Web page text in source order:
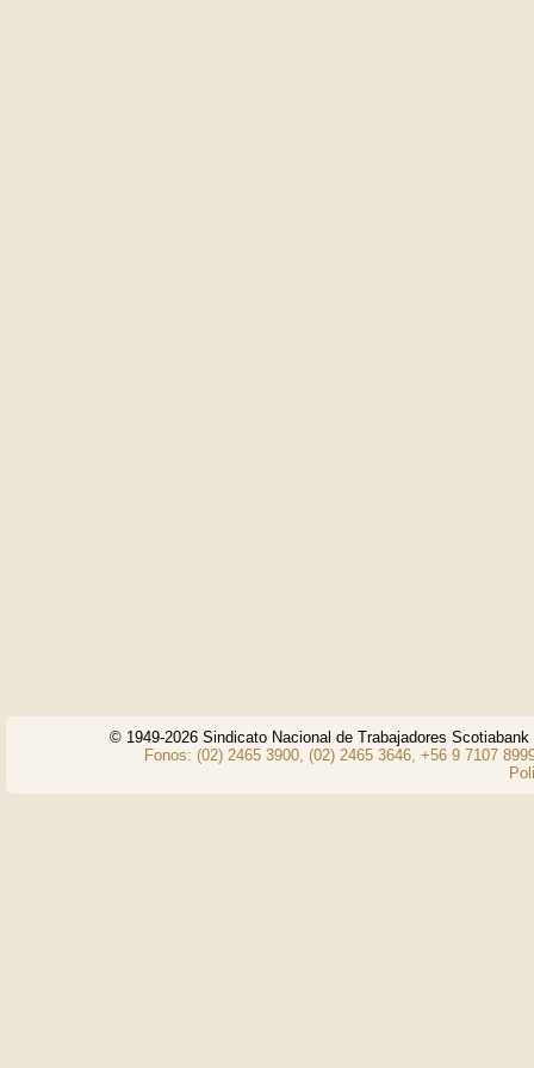
© 1949-2026 Sindicato Nacional de Trabajadores
Fonos: (02) 2465 3900, (02) 2465 3646, +56 9 7107